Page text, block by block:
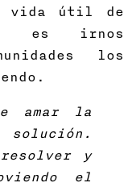
vida útil de
es irnos
los
amar la
solución.
y
el